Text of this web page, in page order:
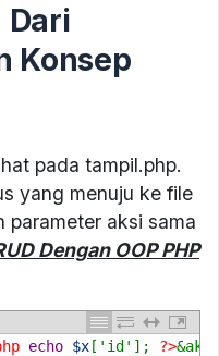
Dari
Konsep
pada tampil.php.
yang menuju ke file
parameter aksi sama
Dengan OOP PHP
echo $x [ 'id' ]; ?>